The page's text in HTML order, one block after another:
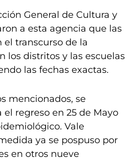
General de Cultura y
a esta agencia que las
el transcurso de la
los distritos y las escuelas
las fechas exactas.
mencionados, se
regreso en 25 de Mayo
Vale
ya se pospuso por
en otros nueve